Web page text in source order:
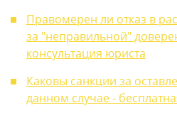
Правомерен ли отказ в
за "неправильной"
консультация юриста
Каковы санкции за
данном случае -